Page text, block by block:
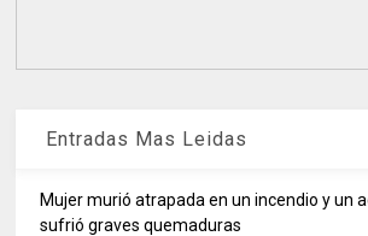
Entradas Mas Leidas
Mujer murió atrapada en un incendio y un
sufrió graves quemaduras